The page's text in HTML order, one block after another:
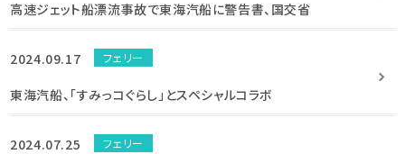
高速ジェット船漂流事故で東海汽船に警告書、国交省
2024.09.17 フェリー
東海汽船、「すみっコぐらし」とスペシャルコラボ
2024.07.25 フェリー